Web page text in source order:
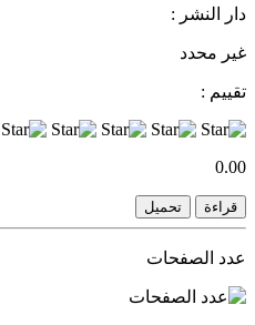
دار النشر :
غير محدد
تقييم :
0.00
قراءة تحميل
عدد الصفحات